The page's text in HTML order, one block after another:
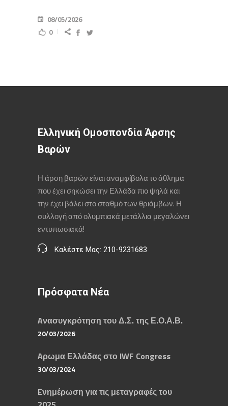
08/05/2026
0
Ελληνική Ομοσπονδία Άρσης
Βαρών
Η άρση βαρών είναι αναμφίβολα το άθλημα
που έχει σηκώσει την Ελλάδα πιο ψηλά και
την έχει βάλει στο σταθμό των θριάμβων. Η
συλλογή από ολυμπιακά μετάλλια μεγαλώνει
εντυπωσιακά!
Καλέστε Μας: 210-9231683
Πρόσφατα Νέα
Aνασυγκρότηση του Δ.Σ. της Ε.Ο.Α.Β.
20/03/2026
Aρωμα Ελλάδας στο IWF Congress
30/03/2024
Eνημέρωση για τις μεταγραφές του